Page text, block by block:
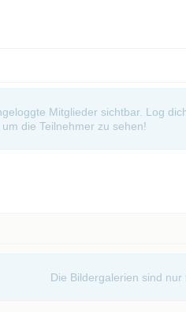
Mitglieder sichtbar. Log
um die Teilnehmer zu sehen!
Die Bildergalerien sind